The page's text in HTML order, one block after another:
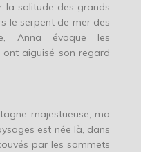
la solitude des grands
le serpent de mer des
Anna évoque les
aiguisé son regard
majestueuse, ma
est née là, dans
par les sommets